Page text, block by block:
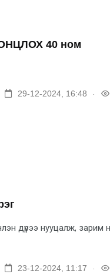
40 ном
29-12-2024, 16:48
дүрээ нууцалж,
23-12-2024, 11:17